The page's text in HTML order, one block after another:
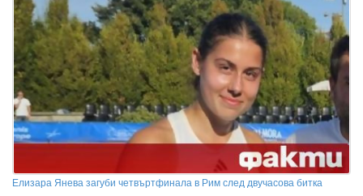
Елизара Янева загуби четвъртфинала в Рим след двучасова битка